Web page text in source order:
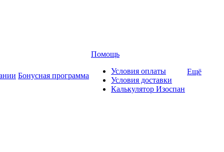
Бонусная программа
Помощь
Условия оплаты
Условия доставки
Калькулятор Изоспан
Ещё